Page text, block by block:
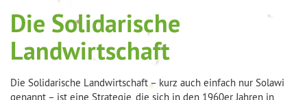
Die Solidarische
Landwirtschaft
Die Solidarische Landwirtschaft – kurz auch einfach nur Solawi
genannt – ist eine Strategie, die sich in den 1960er Jahren in